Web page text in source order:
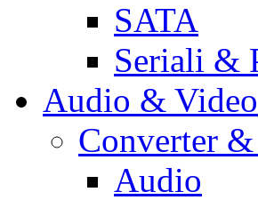
SATA
Seriali &
Audio & Video
Converter
Audio